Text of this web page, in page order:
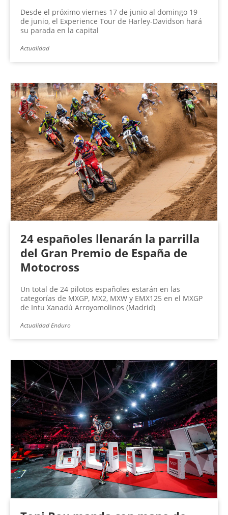
Desde el próximo viernes 17 de junio al domingo 19
de junio, el Experience Tour de Harley-Davidson hará
su parada en la capital
Actualidad
24 españoles llenarán la parrilla
del Gran Premio de España de
Motocross
Un total de 24 pilotos españoles estarán en las
categorías de MXGP, MX2, MXW y EMX125 en el MXGP
de Intu Xanadú Arroyomolinos (Madrid)
Actualidad Enduro